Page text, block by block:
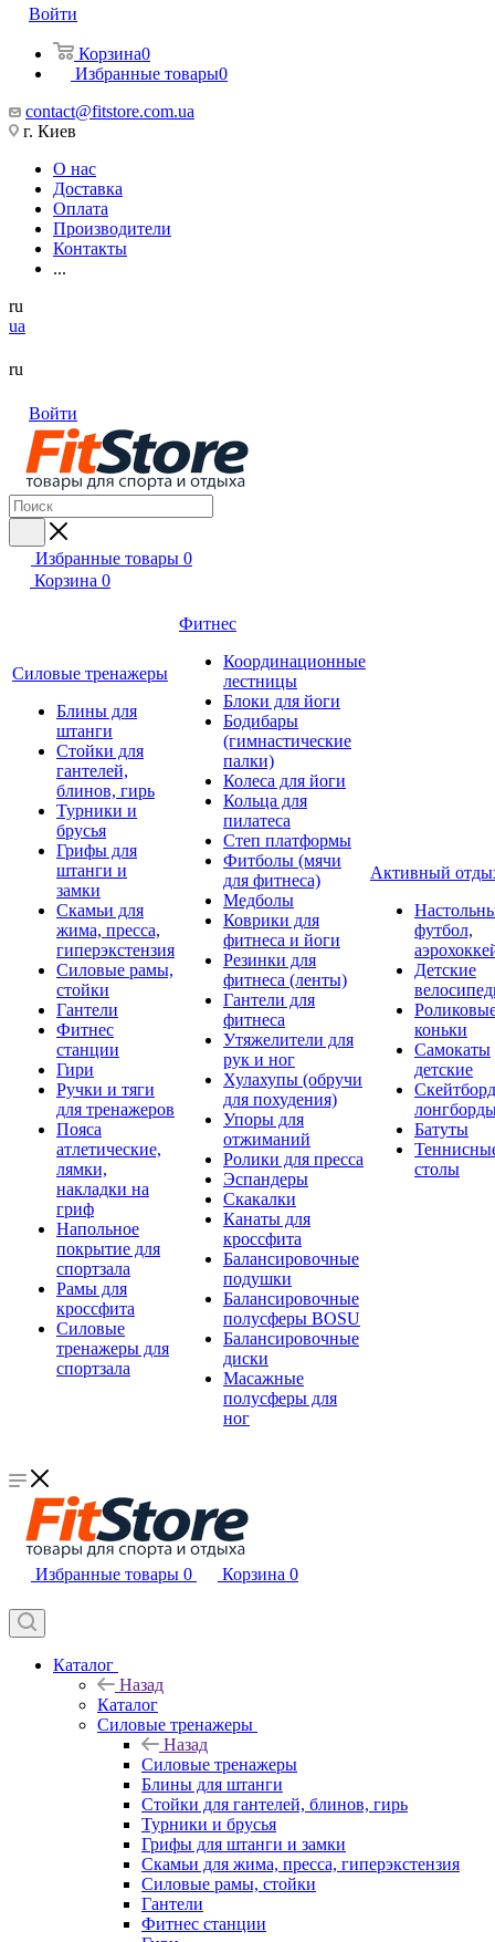
Войти
Корзина0
Избранные товары0
contact@fitstore.com.ua
г. Киев
О нас
Доставка
Оплата
Производители
Контакты
...
ru
ua
ru
Войти
Избранные товары 0
Корзина 0
Силовые тренажеры
Блины для
штанги
Стойки для
гантелей,
блинов, гирь
Турники и
брусья
Грифы для
штанги и
замки
Скамьи для
жима, пресса,
гиперэкстензия
Силовые рамы,
стойки
Гантели
Фитнес
станции
Гири
Ручки и тяги
для тренажеров
Пояса
атлетические,
лямки,
накладки на
гриф
Напольное
покрытие для
спортзала
Рамы для
кроссфита
Силовые
тренажеры для
спортзала
Фитнес
Координационные
лестницы
Блоки для йоги
Бодибары
(гимнастические
палки)
Колеса для йоги
Кольца для
пилатеса
Степ платформы
Фитболы (мячи
для фитнеса)
Медболы
Коврики для
фитнеса и йоги
Резинки для
фитнеса (ленты)
Гантели для
фитнеса
Утяжелители для
рук и ног
Хулахупы (обручи
для похудения)
Упоры для
отжиманий
Ролики для пресса
Эспандеры
Скакалки
Канаты для
кроссфита
Балансировочные
подушки
Балансировочные
полусферы BOSU
Балансировочные
диски
Масажные
полусферы для
ног
Активный
футбол,
Детские
коньки
Самокаты
детские
Батуты
столы
Избранные товары 0 Корзина 0
Каталог
Назад
Каталог
Силовые тренажеры
Назад
Силовые тренажеры
Блины для штанги
Стойки для гантелей, блинов, гирь
Турники и брусья
Грифы для штанги и замки
Скамьи для жима, пресса, гиперэкстензия
Силовые рамы, стойки
Гантели
Фитнес станции